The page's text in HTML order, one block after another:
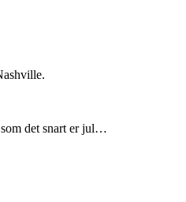
som det snart er jul…